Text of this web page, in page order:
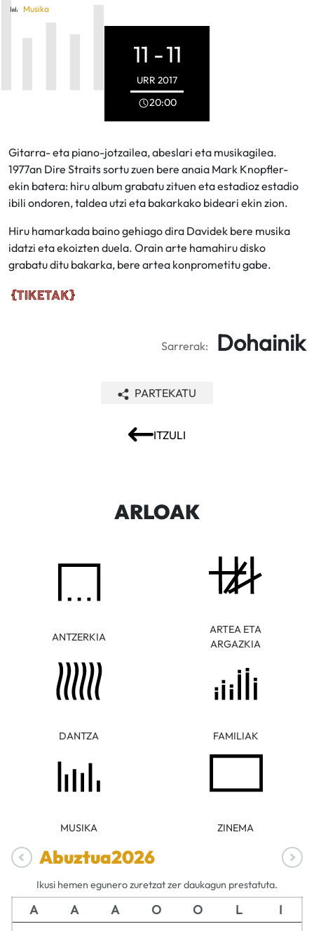
Musika
11 -11
URR 2017
20:00
Gitarra- eta piano-jotzailea, abeslari eta musikagilea.
1977an Dire Straits sortu zuen bere anaia Mark Knopfler-
ekin batera: hiru album grabatu zituen eta estadioz estadio
ibili ondoren, taldea utzi eta bakarkako bideari ekin zion.
Hiru hamarkada baino gehiago dira Davidek bere musika
idatzi eta ekoizten duela. Orain arte hamahiru disko
grabatu ditu bakarka, bere artea konprometitu gabe.
Sarrerak: Dohainik
ITZULI
PARTEKATU
ARLOAK
ANTZERKIA
ARTEA ETA
ARGAZKIA
DANTZA FAMILIAK
MUSIKA ZINEMA
Abuztua2026
Ikusi hemen egunero zuretzat zer daukagun prestatuta.
A A A O O L I